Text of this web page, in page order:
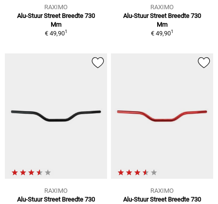
RAXIMO
Alu-Stuur Street Breedte 730
Mm
€ 49,901
RAXIMO
Alu-Stuur Street Breedte 730
Mm
€ 49,901
RAXIMO
Alu-Stuur Street Breedte 730
RAXIMO
Alu-Stuur Street Breedte 730